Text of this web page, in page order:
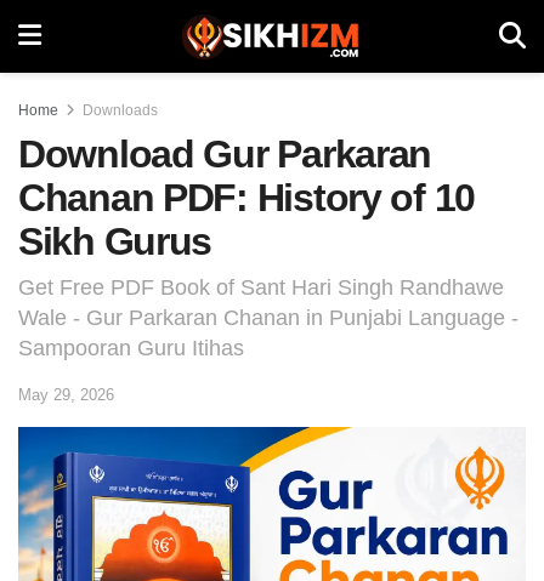
Home Downloads
Download Gur Parkaran
Chanan PDF: History of 10
Sikh Gurus
Get Free PDF Book of Sant Hari Singh Randhawe
Wale - Gur Parkaran Chanan in Punjabi Language -
Sampooran Guru Itihas
May 29, 2026